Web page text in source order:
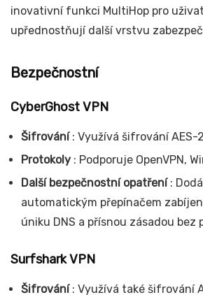
inovativní funkci MultiHop pro
upřednostňují další vrstvu
Bezpečnostní
CyberGhost VPN
Šifrování: Využívá šifrování AES-
Protokoly : Podporuje OpenVPN,
Další bezpečnostní opatření:
automatickým přepínačem
úniku DNS a přísnou zásadou bez
Surfshark VPN
Šifrování: Využívá také šifrování